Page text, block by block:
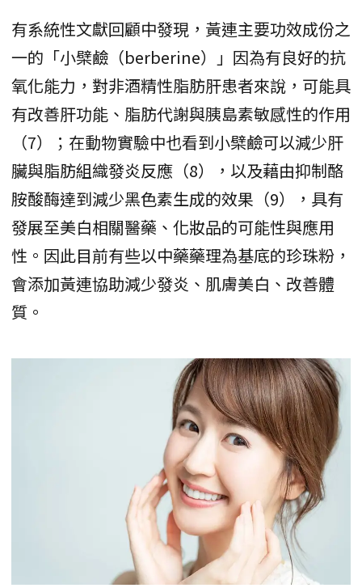
有系統性文獻回顧中發現，黃連主要功效成份之
一的「小檗鹼（berberine）」因為有良好的抗
氧化能力，對非酒精性脂肪肝患者來說，可能具
有改善肝功能、脂肪代謝與胰島素敏感性的作用
（7）；在動物實驗中也看到小檗鹼可以減少肝
臟與脂肪組織發炎反應（8），以及藉由抑制酪
胺酸酶達到減少黑色素生成的效果（9），具有
發展至美白相關醫藥、化妝品的可能性與應用
性。因此目前有些以中藥藥理為基底的珍珠粉，
會添加黃連協助減少發炎、肌膚美白、改善體
質。